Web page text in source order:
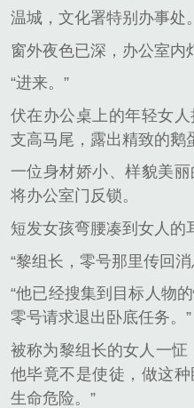
温城，文化署特别办事处。
窗外夜色已深，办公室内
“进来。”
伏在办公桌上的年轻女
支高马尾，露出精致的鹅
一位身材娇小、样貌美
将办公室门反锁。
短发女孩弯腰凑到女人的
“黎组长，零号那里传回
“他已经搜集到目标人物
零号请求退出卧底任务。”
被称为黎组长的女人一怔
他毕竟不是使徒，做这
生命危险。”